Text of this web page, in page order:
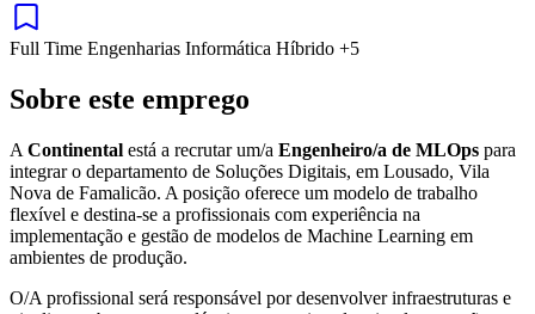
Full Time Engenharias Informática Híbrido +5
Sobre este emprego
A Continental está a recrutar um/a Engenheiro/a de MLOps para
integrar o departamento de Soluções Digitais, em Lousado, Vila
Nova de Famalicão. A posição oferece um modelo de trabalho
flexível e destina-se a profissionais com experiência na
implementação e gestão de modelos de Machine Learning em
ambientes de produção.
O/A profissional será responsável por desenvolver infraestruturas e